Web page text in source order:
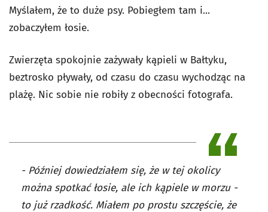
Myślałem, że to duże psy. Pobiegłem tam i...
zobaczyłem łosie.
Zwierzęta spokojnie zażywały kąpieli w Bałtyku,
beztrosko pływały, od czasu do czasu wychodząc na
plażę. Nic sobie nie robiły z obecności fotografa.
- Później dowiedziałem się, że w tej okolicy
można spotkać łosie, ale ich kąpiele w morzu -
to już rzadkość. Miałem po prostu szczęście, że